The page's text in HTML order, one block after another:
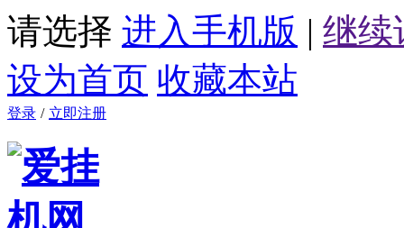
请选择 进入手机版 | 继续
设为首页 收藏本站
登录 / 立即注册